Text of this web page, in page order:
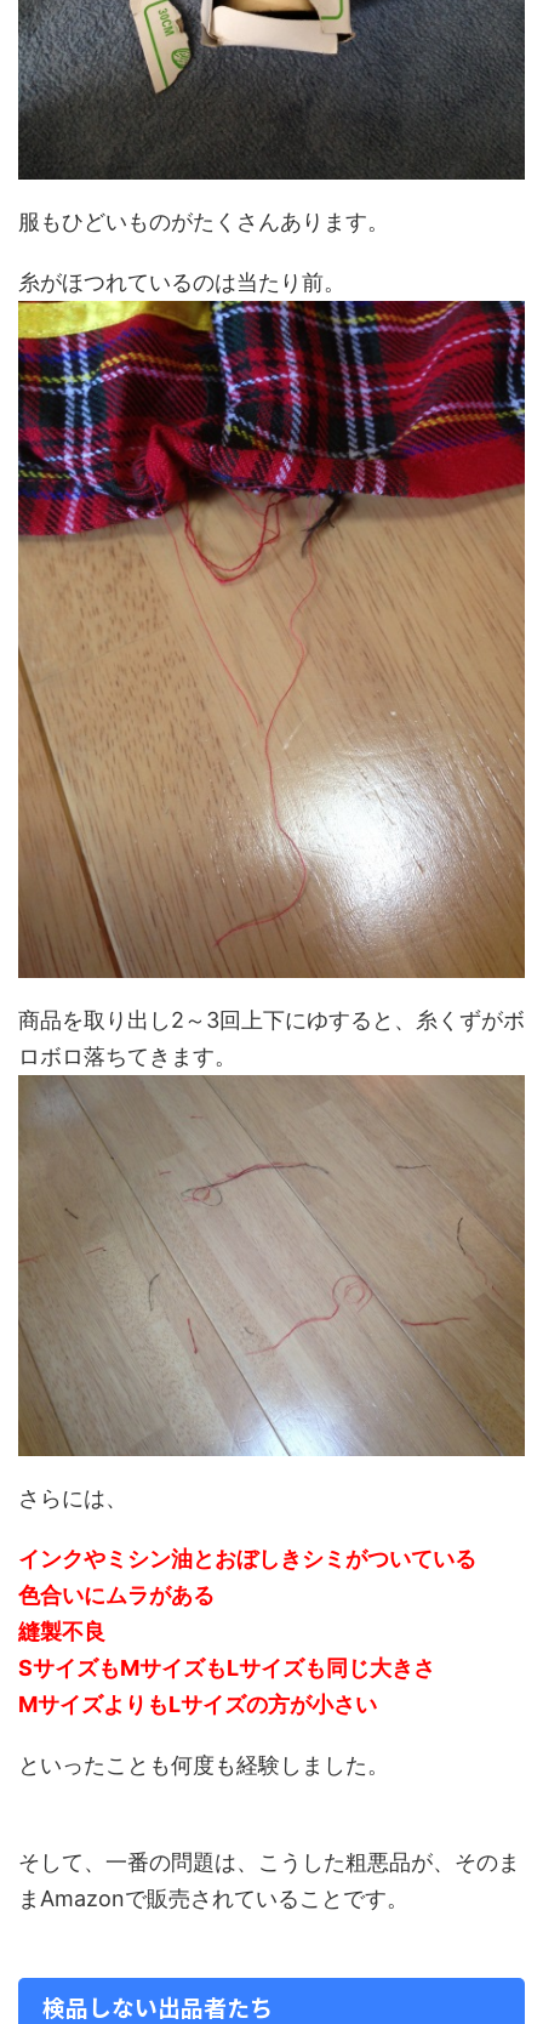
服もひどいものがたくさんあります。
糸がほつれているのは当たり前。
商品を取り出し2～3回上下にゆすると、糸くずがボ
ロボロ落ちてきます。
さらには、
インクやミシン油とおぼしきシミがついている
色合いにムラがある
縫製不良
SサイズもMサイズもLサイズも同じ大きさ
MサイズよりもLサイズの方が小さい
といったことも何度も経験しました。
そして、一番の問題は、こうした粗悪品が、そのま
まAmazonで販売されていることです。
検品しない出品者たち